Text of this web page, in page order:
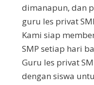
dimanapun, dan
guru les privat
Kami siap
SMP setiap hari
Guru les privat
dengan siswa